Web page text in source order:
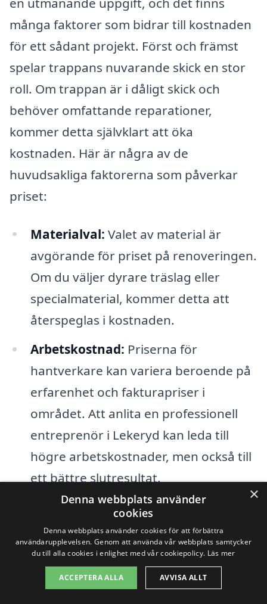
många faktorer som bidrar till kostnaden
för ett sådant projekt. Först och främst
spelar trappans nuvarande skick en stor
roll. Om trappan är i dåligt skick och
behöver omfattande reparationer,
kommer detta självklart att öka
kostnaden. Här är några av de
huvudsakliga faktorerna som påverkar
priset:
Materialval: Valet av material är
avgörande för priset på renoveringen.
Om du väljer dyrare träslag eller
specialmaterial, kommer detta att
återspeglas i kostnaden.
Arbetskostnad: Priserna för
hantverkare kan variera beroende på
erfarenhet och fakturapriser i
området. Att anlita en professionell
entreprenör i Lekeryd kan leda till
högre arbetskostnader, men också till
ett bättre slutresultat.
Trappans design:Komplexiteten i
trappans design påverkar också
priset. En enkel, rak trappa är oftast
billigare att renovera än en
spiraltrappa eller en trappa med
×
Denna webbplats använder
cookies
Denna webbplats använder cookies för att förbättra
användarupplevelsen. Genom att använda vår webbplats samtycker
du till alla cookies i enlighet med vår cookiepolicy. Läs mer
ACCEPTERA ALLA AVVISA ALLT